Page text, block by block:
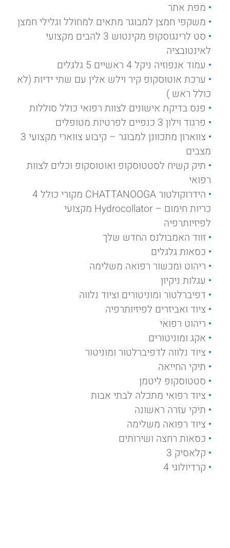
מפת אתר
משקפי חמצן למבוגר מתאים למחולל וגלילי חמצן
סט לרינגוסקופ מקינטוש 3 להבים מקצועי
לאינטובציה
עמוד אנפוזיה ניקל 4 ראשיים 5 גלגלים
ערכת אוטוסקופ קיר וילש אלין עם שתי ידיות (לא
כולל ראש )
פנס בדיקת אישונים לצוות רפואי כולל סוללות
פרגוד וילון 3 כנפיים לפרטיות מטופלים
צווארון מתכוונן למבוגר – קיבוע צווארי מקצועי 3
מצבים
תיק קשיח לסטטוסקופ ואוטוסקופ וכלים לצוות
רפואי
הידרוקולטור CHATTANOOGA מקורי כולל 4
כריות חימום – Hydrocollator מקצועי
לפיזיותרפיה
זווד האמבולנס החדש שלך
כסאות גלגלים
ריהוט ומכשור רפואה משלימה
עגלות ניקיון
דפיברלטור ומוניטורים וציוד נלווה
ציוד ואביזרים לפיזיותרפיה
ריהוט רפואי
אקג ומוניטורים
ציוד נלווה לדפיברלטור ומוניטור
תיקי החייאה
סטטוסקופ ליטמן
ציוד רפואי מתכלה לבתי אבות
תיקי עזרה ראשונה
ציוד רפואה משלימה
כסאות רחצה ושירותים
קלאסיק 3
קרדיולוגי 4